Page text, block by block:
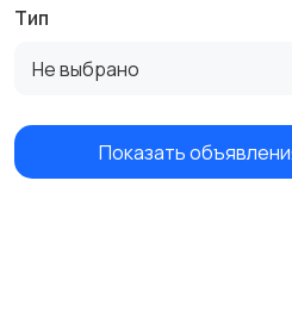
Тип
Не выбрано
Показать